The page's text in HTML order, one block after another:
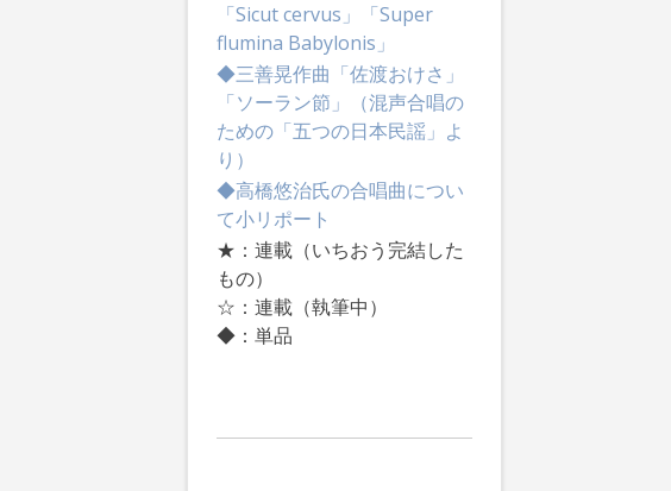
「Sicut cervus」「Super
flumina Babylonis」
◆三善晃作曲「佐渡おけさ」
「ソーラン節」（混声合唱の
ための「五つの日本民謡」よ
り）
◆高橋悠治氏の合唱曲につい
て小リポート
★：連載（いちおう完結した
もの）
☆：連載（執筆中）
◆：単品